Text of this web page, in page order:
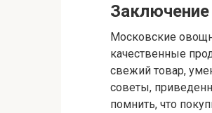
Заключение
Московские
качественные
свежий товар,
советы,
помнить, что